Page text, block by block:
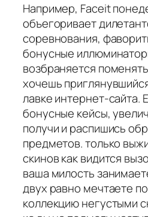
Например, Faceit
объегоривает
соревнования,
бонусные
возбраняется
хочешь
лавке интернет-сайта.
бонусные кейсы,
получи и распишись
предметов. только
скинов как видится
ваша милость
двух равно мечтаете
коллекцию негустыми